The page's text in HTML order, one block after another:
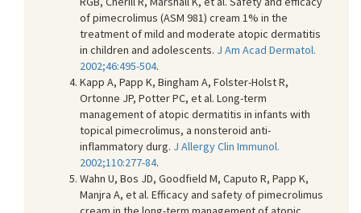
of pimecrolimus (ASM 981) cream 1% in the
treatment of mild and moderate atopic dermatitis
in children and adolescents. J Am Acad Dermatol.
2002;46:495-504.
Kapp A, Papp K, Bingham A, Folster-Holst R,
Ortonne JP, Potter PC, et al. Long-term
management of atopic dermatitis in infants with
topical pimecrolimus, a nonsteroid anti-
inflammatory durg. J Allergy Clin Immunol.
2002;110:277-84.
Wahn U, Bos JD, Goodfield M, Caputo R, Papp K,
Manjra A, et al. Efficacy and safety of pimecrolimus